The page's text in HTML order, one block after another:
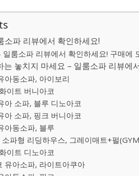
소파 리뷰에서 확인하세요!
일룸소파 리뷰에서 확인하세요! 구매에
놓치지 마세요 – 일룸소파 리뷰에
아동소파, 아이보리
이트 버니아코
아 소파, 블루 디노아코
아 소파, 핑크 버니아코
아동소파, 블루
파형 리딩하우스, 그레이매트+펄
이트 디노아코
유아소파, 라이트아쿠아